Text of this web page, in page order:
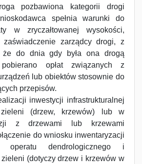
pozbawiona kategorii drogi
spełnia warunki do
w zryczałtowanej wysokości,
zaświadczenie zarządcy drogi, z
że do dnia gdy była ona drogą
opłat związanych z
lub obiektów stosownie do
przepisów.
inwestycji infrastrukturalnej
(drzew, krzewów) lub w
z drzewami lub krzewami
do wniosku inwentaryzacji
operatu dendrologicznego i
(dotyczy drzew i krzewów w